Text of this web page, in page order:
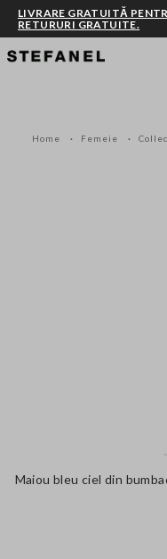
MERGI LA CONȚINUTUL
LIVRARE GRATUITĂ
RETURURI GRATUITE.
Home Femeie
Maiou bleu ciel din